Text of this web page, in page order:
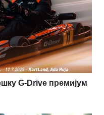
G-Drive премијум